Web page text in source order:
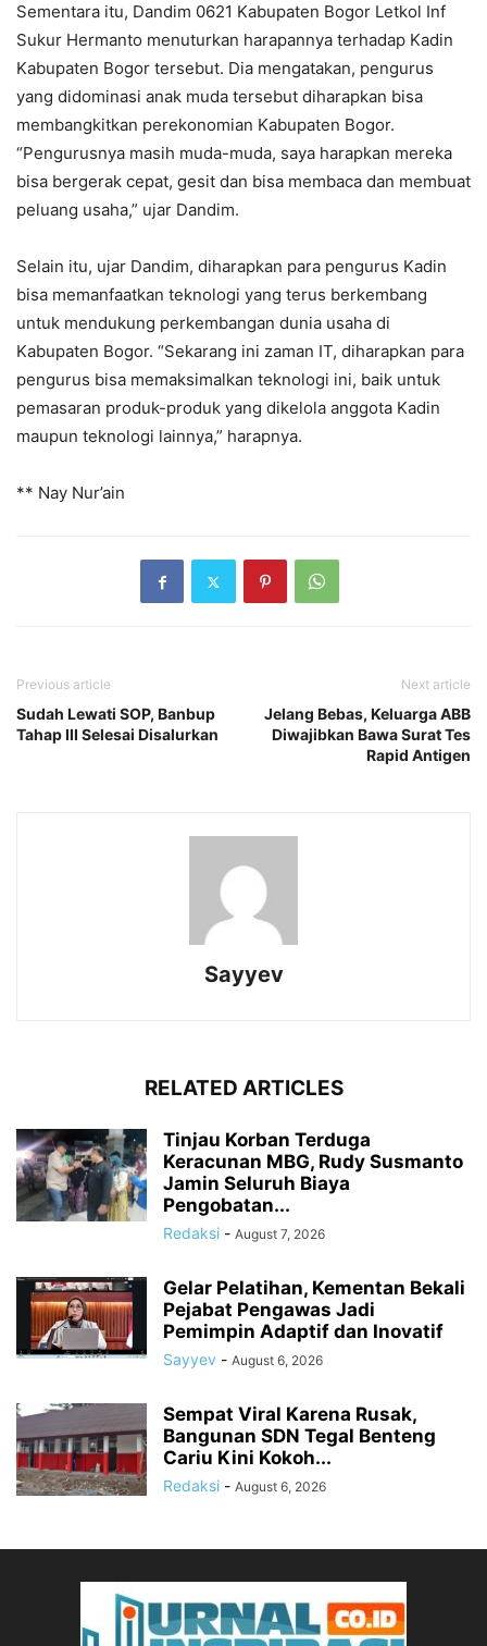
Sementara itu, Dandim 0621 Kabupaten Bogor Letkol Inf
Sukur Hermanto menuturkan harapannya terhadap Kadin
Kabupaten Bogor tersebut. Dia mengatakan, pengurus
yang didominasi anak muda tersebut diharapkan bisa
membangkitkan perekonomian Kabupaten Bogor.
“Pengurusnya masih muda-muda, saya harapkan mereka
bisa bergerak cepat, gesit dan bisa membaca dan membuat
peluang usaha,” ujar Dandim.
Selain itu, ujar Dandim, diharapkan para pengurus Kadin
bisa memanfaatkan teknologi yang terus berkembang
untuk mendukung perkembangan dunia usaha di
Kabupaten Bogor. “Sekarang ini zaman IT, diharapkan para
pengurus bisa memaksimalkan teknologi ini, baik untuk
pemasaran produk-produk yang dikelola anggota Kadin
maupun teknologi lainnya,” harapnya.
** Nay Nur’ain
Previous article
Sudah Lewati SOP, Banbup
Tahap III Selesai Disalurkan
Next article
Jelang Bebas, Keluarga ABB
Diwajibkan Bawa Surat Tes
Rapid Antigen
Sayyev
RELATED ARTICLES
Tinjau Korban Terduga
Keracunan MBG, Rudy Susmanto
Jamin Seluruh Biaya
Pengobatan...
Redaksi - August 7, 2026
Gelar Pelatihan, Kementan Bekali
Pejabat Pengawas Jadi
Pemimpin Adaptif dan Inovatif
Sayyev - August 6, 2026
Sempat Viral Karena Rusak,
Bangunan SDN Tegal Benteng
Cariu Kini Kokoh...
Redaksi - August 6, 2026